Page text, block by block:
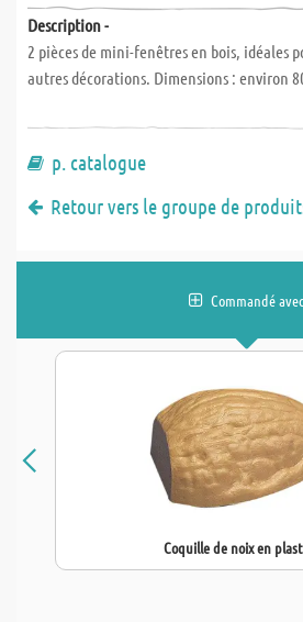
Description -
2 pièces de mini-fenêtres en bois, idéales
autres décorations. Dimensions : environ
p. catalogue
Retour vers le groupe de
Commandé avec
Coquille de noix en